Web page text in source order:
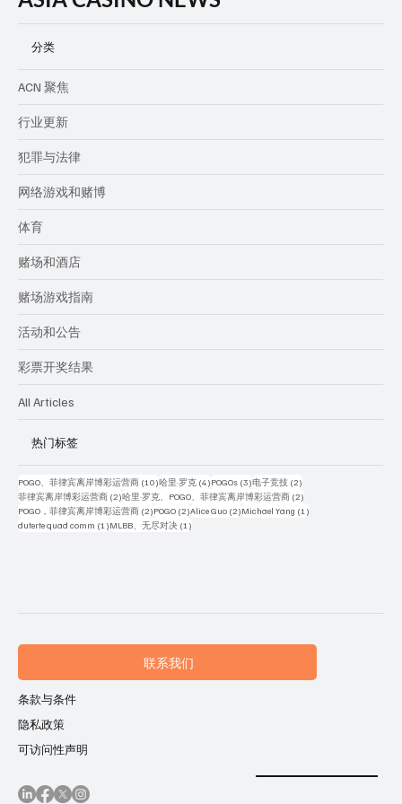
分类
ACN 聚焦
行业更新
犯罪与法律
网络游戏和赌博
体育
赌场和酒店
赌场游戏指南
活动和公告
彩票开奖结果
All Articles
热门标签
POGO、菲律宾离岸博彩运营商 (10)10 篇文章
哈里·罗克 (4)4 篇文章
POGOs (3)3 篇文章
电子竞技 (2)
菲律宾离岸博彩运营商 (2)2 篇文章
哈里·罗克、POGO、菲律宾离岸博彩运营商 (2)
POGO，菲律宾离岸博彩运营商 (2)2 篇文章
POGO (2)2 篇文章
Alice Guo (2)2 篇文章
Michael Yang (1)
duterte quad comm (1)1 篇文章
MLBB、无尽对决 (1)
联系我们
条款与条件
隐私政策
可访问性声明